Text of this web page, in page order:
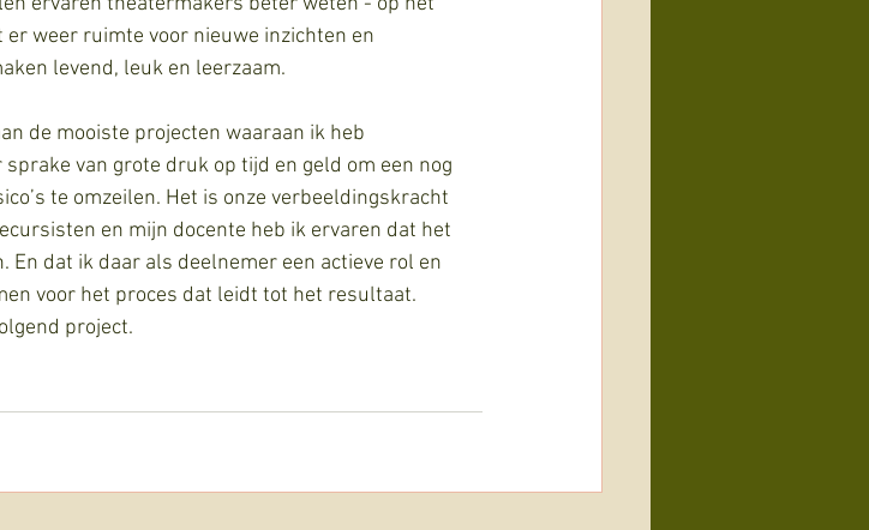
weer ruimte voor nieuwe inzichten en
levend, leuk en leerzaam.
de mooiste projecten waaraan ik heb
van grote druk op tijd en geld om een nog
te omzeilen. Het is onze verbeeldingskracht
en mijn docente heb ik ervaren dat het
dat ik daar als deelnemer een actieve rol en
voor het proces dat leidt tot het resultaat.
project.